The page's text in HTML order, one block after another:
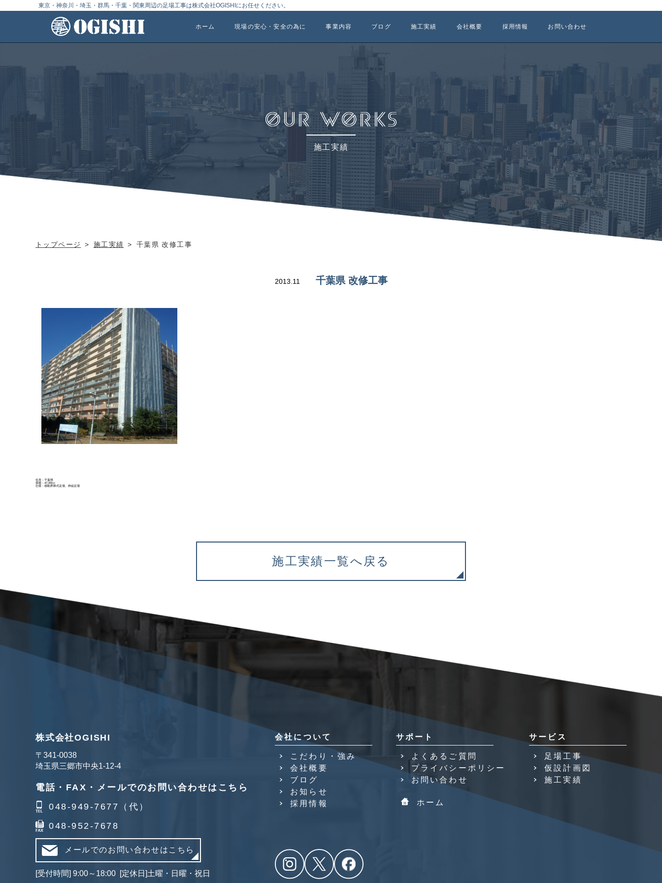
東京・神奈川・埼玉・群馬・千葉・関東周辺の足場工事は株式会社OGISHIにお任せください。
ホーム 現場の安心・安全の為に 事業内容 ブログ 施工実績 会社概要 採用情報 お問い合わせ
施工実績
トップページ 施工実績 千葉県 改修工事
2013.11 千葉県 改修工事
住所：千葉県
規模：47,000㎡
仕様：移動昇降式足場、枠組足場
施工実績一覧へ戻る
株式会社OGISHI
〒341‐0038
埼玉県三郷市中央1-12-4
電話・FAX・メールでのお問い合わせはこちら
048-949-7677（代）
048-952-7678
メールでのお問い合わせはこちら
[受付時間] 9:00～18:00 [定休日]土曜・日曜・祝日
会社について
こだわり・強み
会社概要
ブログ
お知らせ
採用情報
サポート
よくあるご質問
プライバシーポリシー
お問い合わせ
ホーム
サービス
足場工事
仮設計画図
施工実績